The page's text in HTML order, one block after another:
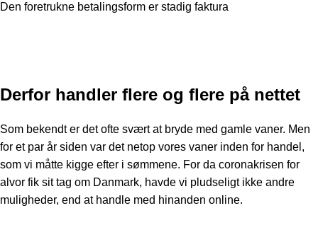
Den foretrukne betalingsform er stadig faktura
Derfor handler flere og flere på nettet
Som bekendt er det ofte svært at bryde med gamle vaner. Men
for et par år siden var det netop vores vaner inden for handel,
som vi måtte kigge efter i sømmene. For da coronakrisen for
alvor fik sit tag om Danmark, havde vi pludseligt ikke andre
muligheder, end at handle med hinanden online.